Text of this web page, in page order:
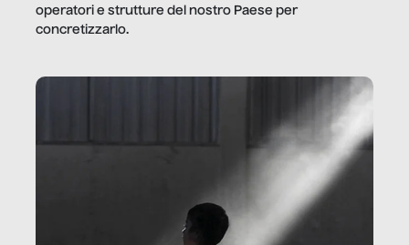
operatori e strutture del nostro Paese per
concretizzarlo.